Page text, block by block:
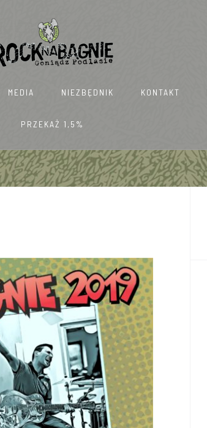
MEDIA NIEZBĘDNIK KONTAKT
PRZEKAŻ 1,5%